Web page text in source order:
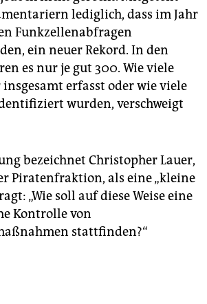
lediglich, dass im Jahr
Funkzellenabfragen
ein neuer Rekord. In den
es nur je gut 300. Wie viele
erfasst oder wie viele
wurden, verschweigt
bezeichnet Christopher Lauer,
Piratenfraktion, als eine „kleine
„Wie soll auf diese Weise eine
Kontrolle von
stattfinden?“